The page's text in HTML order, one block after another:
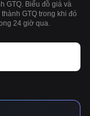
GTQ. Biểu đồ giá và
GTQ trong khi đó
24 giờ qua.